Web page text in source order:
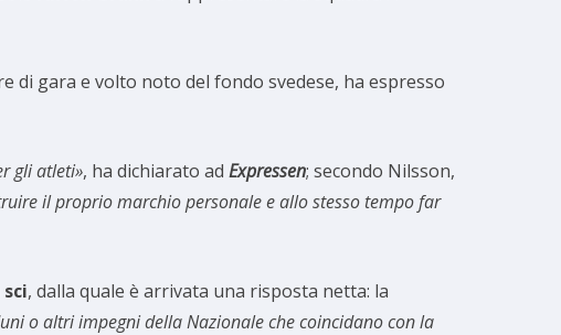
di gara e volto noto del fondo svedese, ha espresso
gli atleti», ha dichiarato ad Expressen; secondo Nilsson,
il proprio marchio personale e allo stesso tempo far
, dalla quale è arrivata una risposta netta: la
o altri impegni della Nazionale che coincidano con la